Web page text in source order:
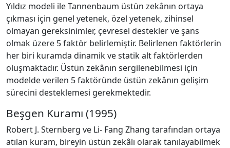
Yıldız modeli ile Tannenbaum üstün zekânın ortaya
çıkması için genel yetenek, özel yetenek, zihinsel
olmayan gereksinimler, çevresel destekler ve şans
olmak üzere 5 faktör belirlemiştir. Belirlenen faktörlerin
her biri kuramda dinamik ve statik alt faktörlerden
oluşmaktadır. Üstün zekânın sergilenebilmesi için
modelde verilen 5 faktöründe üstün zekânın gelişim
sürecini desteklemesi gerekmektedir.
Beşgen Kuramı (1995)
Robert J. Sternberg ve Li- Fang Zhang tarafından ortaya
atılan kuram, bireyin üstün zekâlı olarak tanılayabilmek